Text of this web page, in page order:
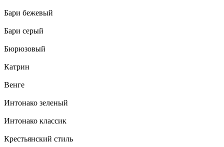
Бари бежевый
Бари серый
Бюрюзовый
Катрин
Венге
Интонако зеленый
Интонако классик
Крестьянский стиль